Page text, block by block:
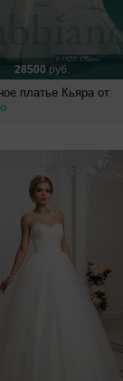
28500 руб.
платье Кьяра от